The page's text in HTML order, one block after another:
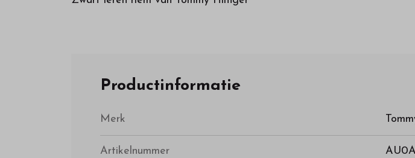
Productinformatie
Merk
Artikelnummer